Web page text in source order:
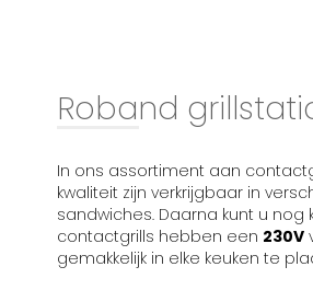
Roband
In ons assortiment aan
kwaliteit zijn verkrijgbaar in
sandwiches. Daarna kunt u
contactgrills hebben een 230V
gemakkelijk in elke keuken te